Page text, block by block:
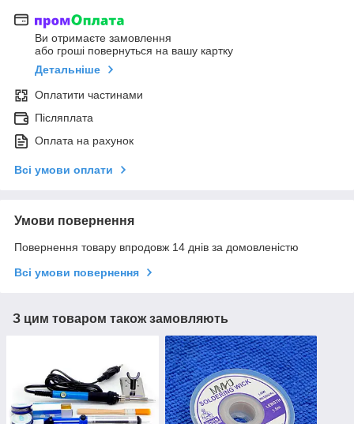
Ви отримаєте замовлення
або гроші повернуться на вашу картку
Детальніше
Оплатити частинами
Післяплата
Оплата на рахунок
Всі умови оплати
Умови повернення
Повернення товару впродовж 14 днів за домовленістю
Всі умови повернення
З цим товаром також замовляють